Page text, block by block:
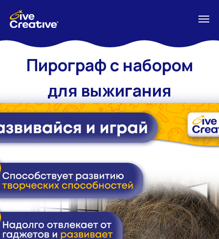
Пирограф с набором
для выжигания